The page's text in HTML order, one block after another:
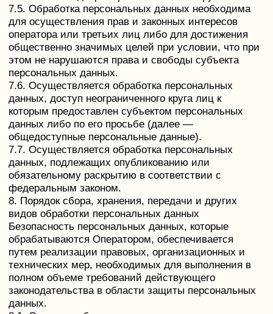
10.2. Оператор до подачи вышеуказанного
уведомления, обязан получить от органов власти
иностранного государства, иностранных
физических лиц, иностранных юридических лиц,
которым планируется трансграничная передача
персональных данных, соответствующие сведения.
11. Конфиденциальность персональных данных
Оператор и иные лица, получившие доступ к
персональным данным, обязаны не раскрывать
третьим лицам и не распространять персональные
данные без согласия субъекта персональных
данных, если иное не предусмотрено федеральным
законом.
12. Заключительные положения
12.1. Пользователь может получить любые
разъяснения по интересующим вопросам,
касающимся обработки его персональных данных,
обратившись к Оператору с помощью электронной
почты oskin.ff@gmail.com.
12.2. В данном документе будут отражены любые
изменения политики обработки персональных
данных Оператором. Политика действует
бессрочно до замены ее новой версией.
12.3. Актуальная версия Политики в свободном
доступе расположена в сети Интернет по адресу
https://центргипноза.com/politica.